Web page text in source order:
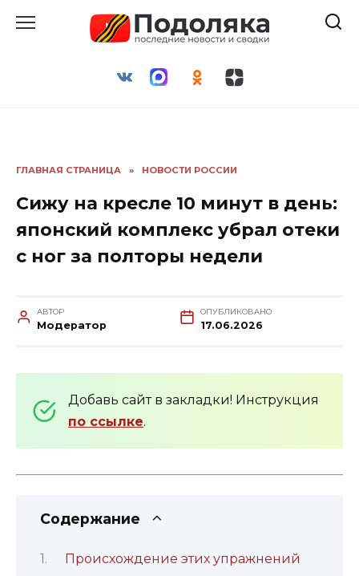
ГЛАВНАЯ СТРАНИЦА » НОВОСТИ РОССИИ
Сижу на кресле 10 минут в день:
японский комплекс убрал отеки
с ног за полторы недели
АВТОР
Модератор
ОПУБЛИКОВАНО
17.06.2026
Добавь сайт в закладки! Инструкция
по ссылке.
Содержание
Происхождение этих упражнений